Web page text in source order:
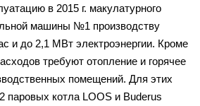
в 2015 г. макулатурного
машины №1 производству
и до 2,1 МВт электроэнергии. Кроме
требуют отопление и горячее
помещений. Для этих
паровых котла LOOS и Buderus